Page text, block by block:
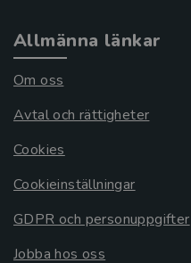
Allmänna länkar
Om oss
Avtal och rättigheter
Cookies
Cookieinställningar
GDPR och personuppgifter
Jobba hos oss